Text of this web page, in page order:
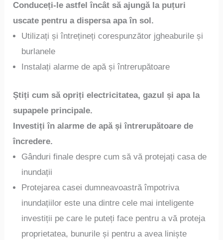
Conduceți-le astfel încât să ajungă la puțuri
uscate pentru a dispersa apa în sol.
Utilizați și întrețineți corespunzător jgheaburile și
burlanele
Instalați alarme de apă și întrerupătoare
Știți cum să opriți electricitatea, gazul și apa la
supapele principale.
Investiți în alarme de apă și întrerupătoare de
încredere.
Gânduri finale despre cum să vă protejați casa de
inundații
Protejarea casei dumneavoastră împotriva
inundațiilor este una dintre cele mai inteligente
investiții pe care le puteți face pentru a vă proteja
proprietatea, bunurile și pentru a avea liniște